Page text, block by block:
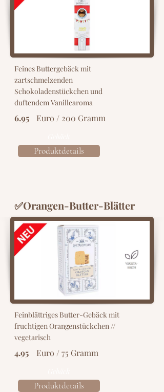
Feines Buttergebäck mit
zartschmelzenden
Schokoladenstückchen und
duftendem Vanillearoma
6.95 Euro / 200 Gramm
Produktdetails
✅Orangen-Butter-Blätter
Feinblättriges Butter-Gebäck mit
fruchtigen Orangenstückchen //
vegetarisch
4.95 Euro / 75 Gramm
Produktdetails